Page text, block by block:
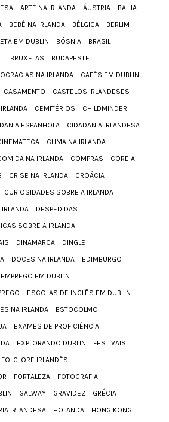
ARTE NA IRLANDA ÁUSTRIA
BAHIA
BEBÊ NA IRLANDA BÉLGICA
BERLIM
EM DUBLIN BÓSNIA
BRASIL
BRUXELAS
BUDAPESTE
NA IRLANDA
CAFÉS EM DUBLIN
CASAMENTO
CASTELOS IRLANDESES
CEMITÉRIOS
CHILDMINDER
ESPANHOLA
CIDADANIA IRLANDESA
CLIMA NA IRLANDA
NA IRLANDA COMPRAS
COREIA
CRISE NA IRLANDA
CROÁCIA
CURIOSIDADES SOBRE A IRLANDA
DESPEDIDAS
SOBRE A IRLANDA
DINAMARCA
DINGLE
DOCES NA IRLANDA
EDIMBURGO
EMPREGO EM DUBLIN
ESCOLAS DE INGLÊS EM DUBLIN
NA IRLANDA
ESTOCOLMO
EXAMES DE PROFICIÊNCIA
EXPLORANDO DUBLIN
FESTIVAIS
FOLCLORE IRLANDÊS
FORTALEZA
FOTOGRAFIA
GALWAY GRAVIDEZ
GRÉCIA
IRLANDESA HOLANDA
HONG KONG